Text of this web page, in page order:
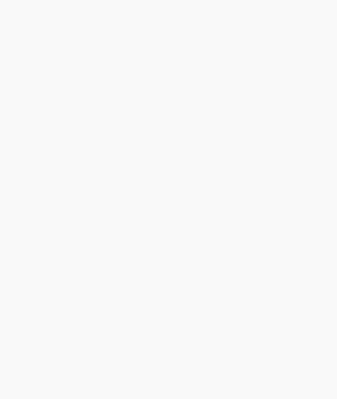
左一）、數碼港行政總裁任景信（右